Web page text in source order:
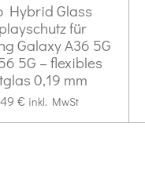
Hybrid Glass
für
Galaxy A36 5G
5G – flexibles
0,19 mm
€ inkl. MwSt